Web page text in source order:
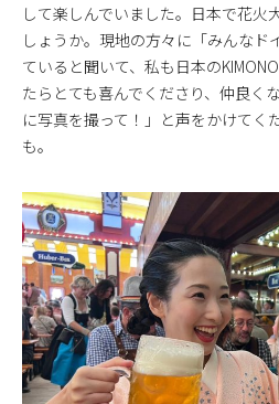
して楽しんでいました。日本で花火
しょうか。現地の方々に「みんなド
ていると聞いて、私も日本の
たらとても喜んでくださり、仲良
に写真を撮って！」と声をかけてく
も。